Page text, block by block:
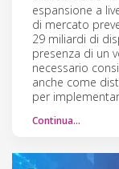
espansione a
di mercato
29 miliardi di
presenza di un
necessario
anche come
per
Continua…